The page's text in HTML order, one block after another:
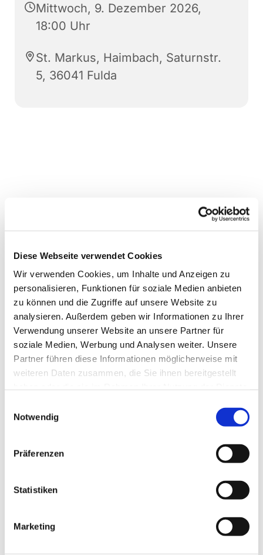
Diese Webseite verwendet Cookies
Wir verwenden Cookies, um Inhalte und Anzeigen zu
personalisieren, Funktionen für soziale Medien anbieten
zu können und die Zugriffe auf unsere Website zu
analysieren. Außerdem geben wir Informationen zu Ihrer
Verwendung unserer Website an unsere Partner für
soziale Medien, Werbung und Analysen weiter. Unsere
Partner führen diese Informationen möglicherweise mit
weiteren Daten zusammen, die Sie ihnen bereitgestellt
Notwendig
Präferenzen
Statistiken
Marketing
Mittwoch, 9. Dezember 2026,
18:00 Uhr
St. Markus, Haimbach, Saturnstr.
5, 36041 Fulda
Dies könnte Sie auch
interessieren